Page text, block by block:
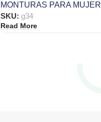
MONTURAS PARA MUJER
SKU: g34
Read More